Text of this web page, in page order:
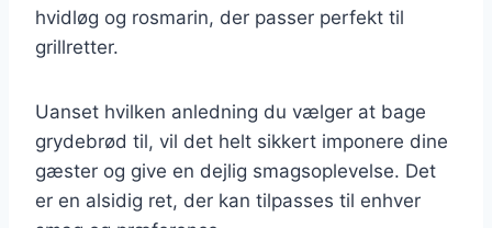
hvidløg og rosmarin, der passer perfekt til
grillretter.
Uanset hvilken anledning du vælger at bage
grydebrød til, vil det helt sikkert imponere dine
gæster og give en dejlig smagsoplevelse. Det
er en alsidig ret, der kan tilpasses til enhver